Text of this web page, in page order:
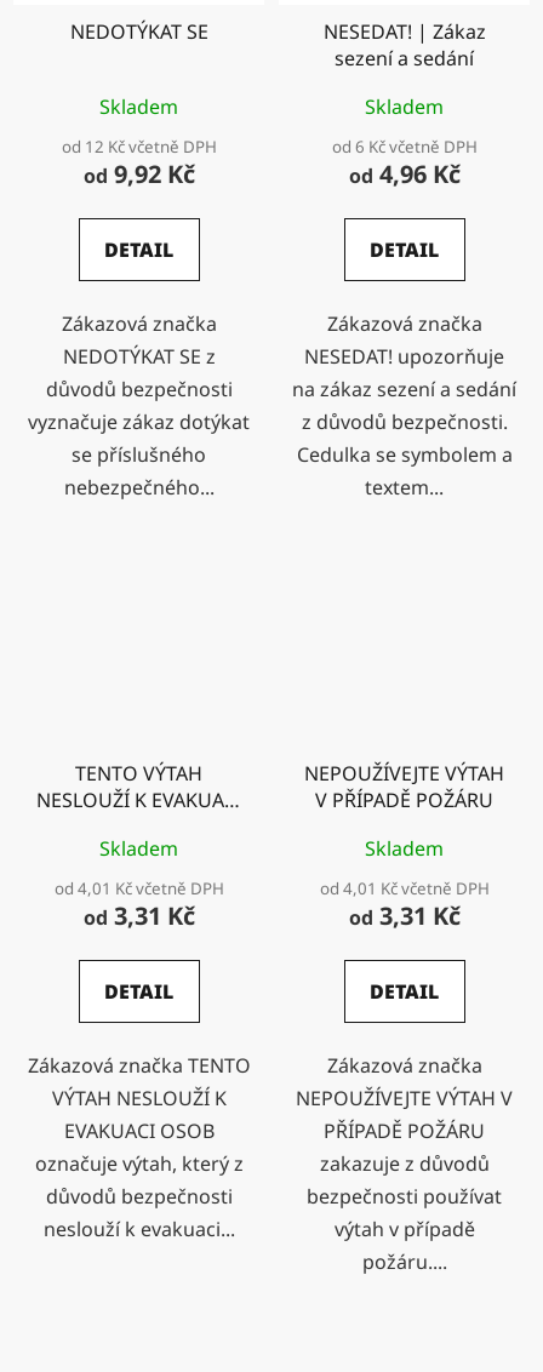
NEDOTÝKAT SE
Skladem
od 12 Kč včetně DPH
od 9,92 Kč
DETAIL
Zákazová značka
NEDOTÝKAT SE z
důvodů bezpečnosti
vyznačuje zákaz dotýkat
se příslušného
nebezpečného...
NESEDAT! | Zákaz
sezení a sedání
Skladem
od 6 Kč včetně DPH
od 4,96 Kč
DETAIL
Zákazová značka
NESEDAT! upozorňuje
na zákaz sezení a sedání
z důvodů bezpečnosti.
Cedulka se symbolem a
textem...
TENTO VÝTAH
NESLOUŽÍ K EVAKUACI
Skladem
od 4,01 Kč včetně DPH
od 3,31 Kč
DETAIL
Zákazová značka TENTO
VÝTAH NESLOUŽÍ K
EVAKUACI OSOB
označuje výtah, který z
důvodů bezpečnosti
neslouží k evakuaci...
NEPOUŽÍVEJTE VÝTAH
V PŘÍPADĚ POŽÁRU
Skladem
od 4,01 Kč včetně DPH
od 3,31 Kč
DETAIL
Zákazová značka
NEPOUŽÍVEJTE VÝTAH V
PŘÍPADĚ POŽÁRU
zakazuje z důvodů
bezpečnosti používat
výtah v případě
požáru....